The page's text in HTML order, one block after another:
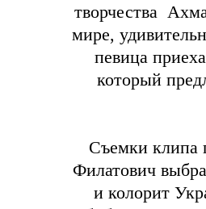
творчества
мире,
певица
который
Съемки клипа
Филатович
и колорит